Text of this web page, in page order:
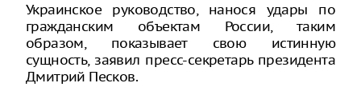
Украинское руководство, нанося удары по
гражданским объектам России, таким
образом, показывает свою истинную
сущность, заявил пресс-секретарь президента
Дмитрий Песков.